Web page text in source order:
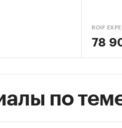
Период
ROIF
78
по